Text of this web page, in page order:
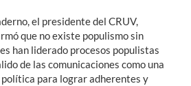
el presidente del CRUV,
que no existe populismo sin
han liderado procesos populistas
de las comunicaciones como una
para lograr adherentes y